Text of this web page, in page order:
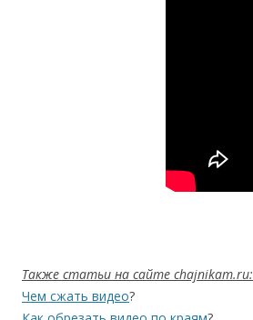
Также статьи на сайте chajnikam.ru:
Чем сжать видео?